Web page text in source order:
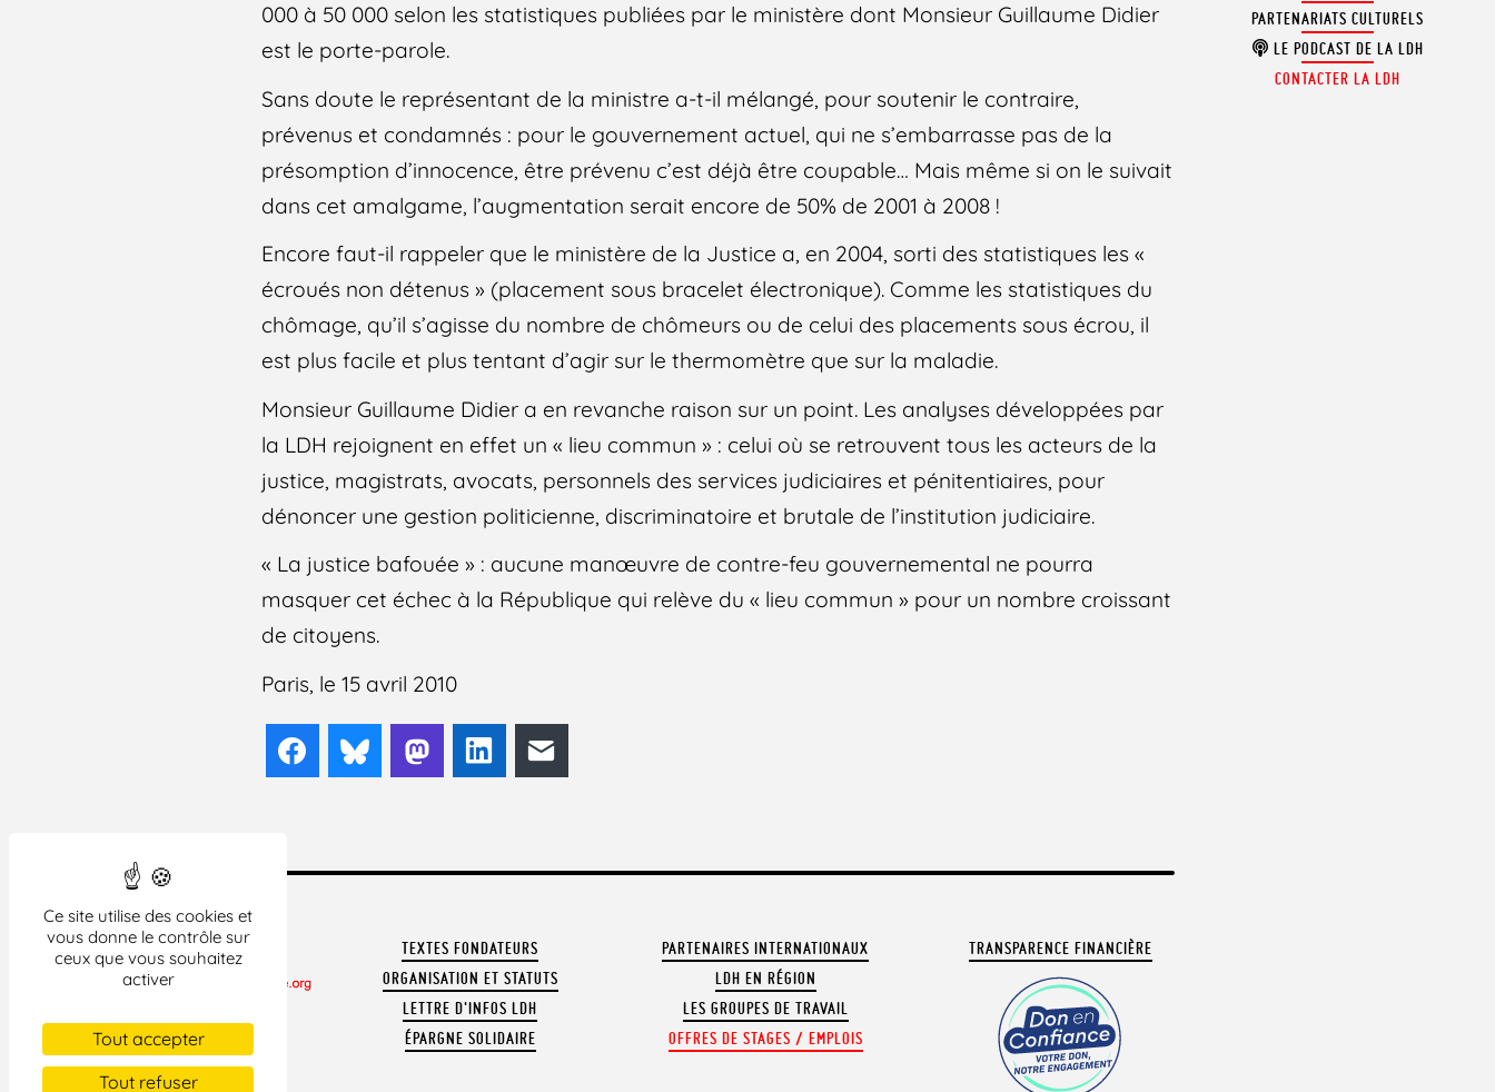
Ce site utilise des cookies et
vous donne le contrôle sur
ceux que vous souhaitez
activer
Tout accepter
Tout refuser
000 à 50 000 selon les statistiques publiées par le ministère dont Monsieur Guillaume Didier
est le porte-parole.
Sans doute le représentant de la ministre a-t-il mélangé, pour soutenir le contraire,
prévenus et condamnés : pour le gouvernement actuel, qui ne s’embarrasse pas de la
présomption d’innocence, être prévenu c’est déjà être coupable… Mais même si on le suivait
dans cet amalgame, l’augmentation serait encore de 50% de 2001 à 2008 !
Encore faut-il rappeler que le ministère de la Justice a, en 2004, sorti des statistiques les «
écroués non détenus » (placement sous bracelet électronique). Comme les statistiques du
chômage, qu’il s’agisse du nombre de chômeurs ou de celui des placements sous écrou, il
est plus facile et plus tentant d’agir sur le thermomètre que sur la maladie.
Monsieur Guillaume Didier a en revanche raison sur un point. Les analyses développées par
la LDH rejoignent en effet un « lieu commun » : celui où se retrouvent tous les acteurs de la
justice, magistrats, avocats, personnels des services judiciaires et pénitentiaires, pour
dénoncer une gestion politicienne, discriminatoire et brutale de l’institution judiciaire.
« La justice bafouée » : aucune manœuvre de contre-feu gouvernemental ne pourra
masquer cet échec à la République qui relève du « lieu commun » pour un nombre croissant
de citoyens.
Paris, le 15 avril 2010
FacebookBlueskyMastodonLinkedIn
CONTACTER LA LDH
REVUE DE PRESSE
ARCHIVES
TEXTES FONDATEURS
ORGANISATION ET STATUTS
LETTRE D'INFOS LDH
ÉPARGNE SOLIDAIRE
PARTENAIRES INTERNATIONAUX
LDH EN RÉGION
LES GROUPES DE TRAVAIL
OFFRES DE STAGES / EMPLOIS
TRANSPARENCE FINANCIÈRE
PARTENARIATS CULTURELS
LE PODCAST DE LA LDH
CONTACTER LA LDH